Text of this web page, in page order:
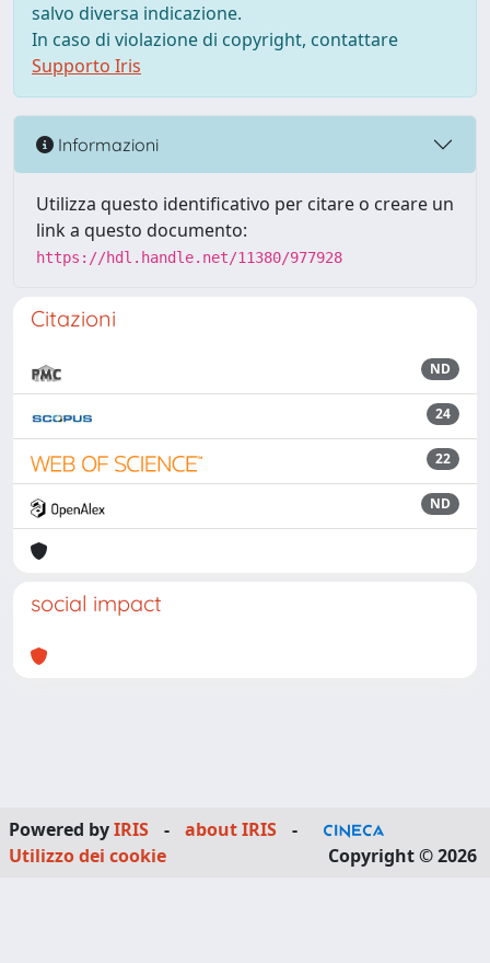
salvo diversa indicazione.
In caso di violazione di copyright, contattare
Supporto Iris
Informazioni
Utilizza questo identificativo per citare o creare un
link a questo documento:
https://hdl.handle.net/11380/977928
Citazioni
ND
24
22
ND
social impact
Powered byIRIS - about IRIS
-
Utilizzo dei cookie
Copyright © 2026